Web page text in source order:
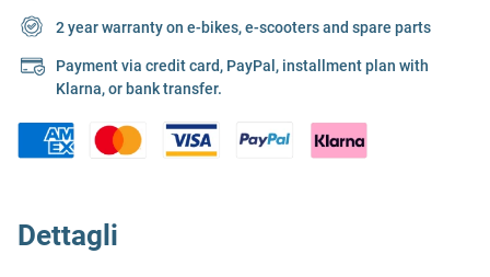
2 year warranty on e-bikes, e-scooters and spare parts
Payment via credit card, PayPal, installment plan with
Klarna, or bank transfer.
Dettagli